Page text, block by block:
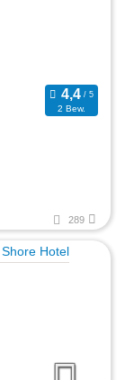
2 Bew.
289